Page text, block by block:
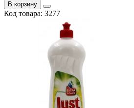
В корзину
Код товара: 3277